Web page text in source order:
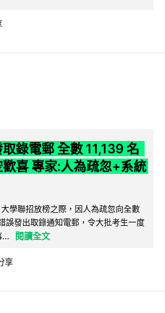
錄電郵 全數 11,139 名
喜 專家:人為疏忽+系統
學聯招放榜之際，因人為疏忽向全數
誤發出取錄通知電郵，令大批考生一度
...
閱讀全文
享